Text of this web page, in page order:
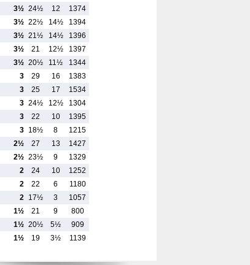
3½ 24½ 12
1374
3½ 22½ 14½
1394
3½ 21½ 14½
1396
3½ 21 12½
1397
3½ 20½ 11½
1344
3 29 16
1383
3 25 17
1534
3 24½ 12½
1304
3 22 10
1395
3 18½ 8
1215
2½ 27 13
1427
2½ 23½ 9
1329
2 24 10
1252
2 22 6
1180
2 17½ 3
1057
1½ 21 9
800
1½ 20½ 5½
909
1½ 19 3½ 1139